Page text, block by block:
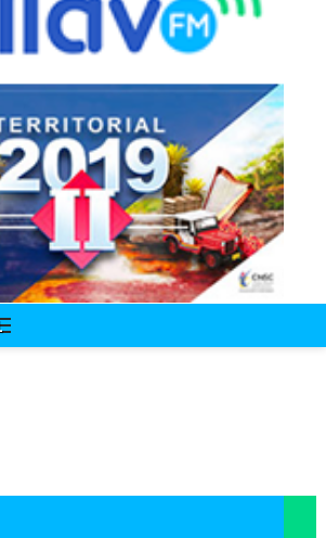
Vial PESV
Sociodemografico Y Morbilidad Sentida
de Necesidades de Bienestar Social e
2020
Identificación de Necesidades de
2021
del Servidor Público
Laboral
de Gestión
Interno - ControlDoc
Certificados de Publicación de Proyectos